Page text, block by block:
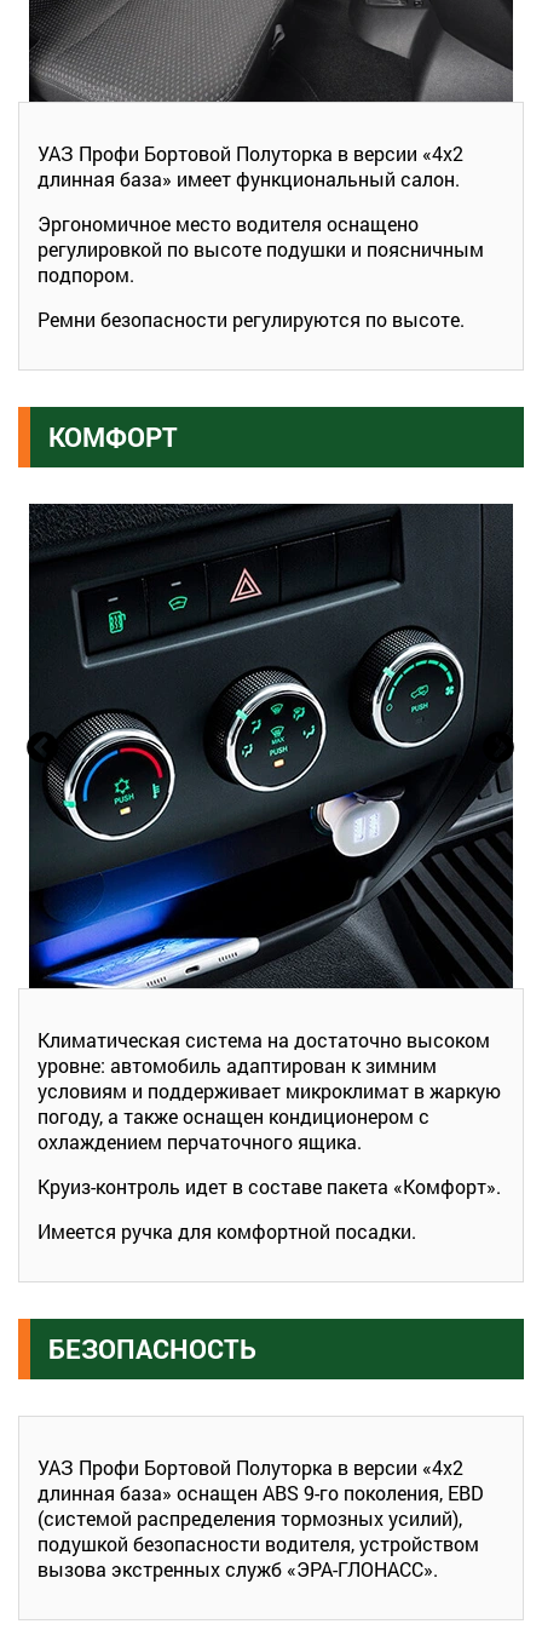
УАЗ Профи Бортовой Полуторка в версии «4х2
длинная база» имеет функциональный салон.
Эргономичное место водителя оснащено
регулировкой по высоте подушки и поясничным
подпором.
Ремни безопасности регулируются по высоте.
КОМФОРТ
Климатическая система на достаточно высоком
уровне: автомобиль адаптирован к зимним
условиям и поддерживает микроклимат в жаркую
погоду, а также оснащен кондиционером с
охлаждением перчаточного ящика.
Круиз-контроль идет в составе пакета «Комфорт».
Имеется ручка для комфортной посадки.
БЕЗОПАСНОСТЬ
УАЗ Профи Бортовой Полуторка в версии «4х2
длинная база» оснащен ABS 9-го поколения, EBD
(системой распределения тормозных усилий),
подушкой безопасности водителя, устройством
вызова экстренных служб «ЭРА-ГЛОНАСС».